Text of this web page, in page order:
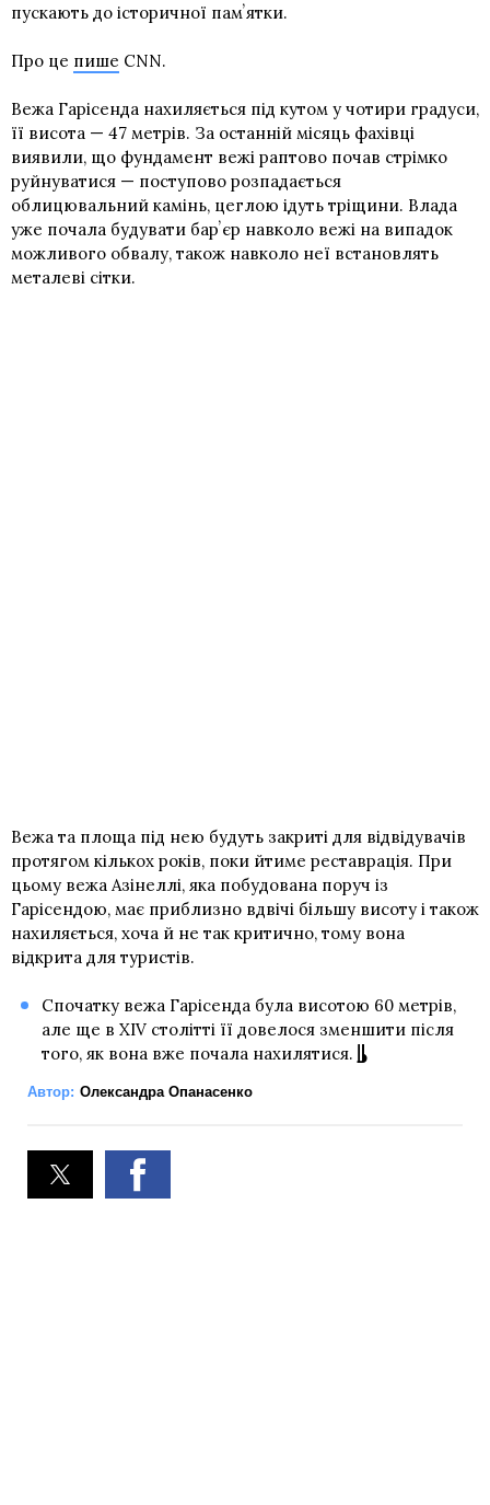
пускають до історичної памʼятки.
Про це пише CNN.
Вежа Гарісенда нахиляється під кутом у чотири градуси,
її висота — 47 метрів. За останній місяць фахівці
виявили, що фундамент вежі раптово почав стрімко
руйнуватися — поступово розпадається
облицювальний камінь, цеглою ідуть тріщини. Влада
уже почала будувати барʼєр навколо вежі на випадок
можливого обвалу, також навколо неї встановлять
металеві сітки.
Вежа та площа під нею будуть закриті для відвідувачів
протягом кількох років, поки йтиме реставрація. При
цьому вежа Азінеллі, яка побудована поруч із
Гарісендою, має приблизно вдвічі більшу висоту і також
нахиляється, хоча й не так критично, тому вона
відкрита для туристів.
Спочатку вежа Гарісенда була висотою 60 метрів,
але ще в XIV столітті її довелося зменшити після
того, як вона вже почала нахилятися.
Автор: Олександра Опанасенко